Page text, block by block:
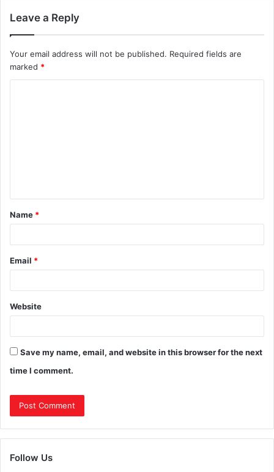
Leave a Reply
Your email address will not be published. Required fields are
marked *
Name *
Email *
Website
Save my name, email, and website in this browser for the next
time I comment.
Follow Us